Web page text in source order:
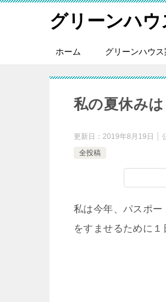
グリーンハ
ホーム グリーンハウス
私の夏休みは
更新日： 2019年8月19日
全投稿
私は今年、パスポー
をすませるために１